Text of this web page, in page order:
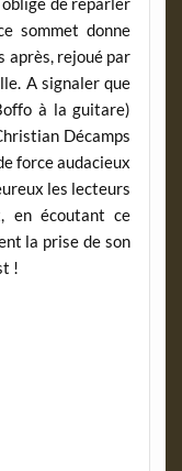
sommet donne
rejoué par
A signaler que
à la guitare)
Décamps
force audacieux
les lecteurs
en écoutant ce
la prise de son
!